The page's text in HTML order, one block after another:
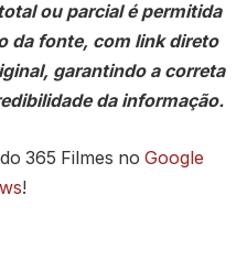
ou parcial é permitida
da fonte, com link direto
garantindo a correta
da informação.
365 Filmes no Google
!